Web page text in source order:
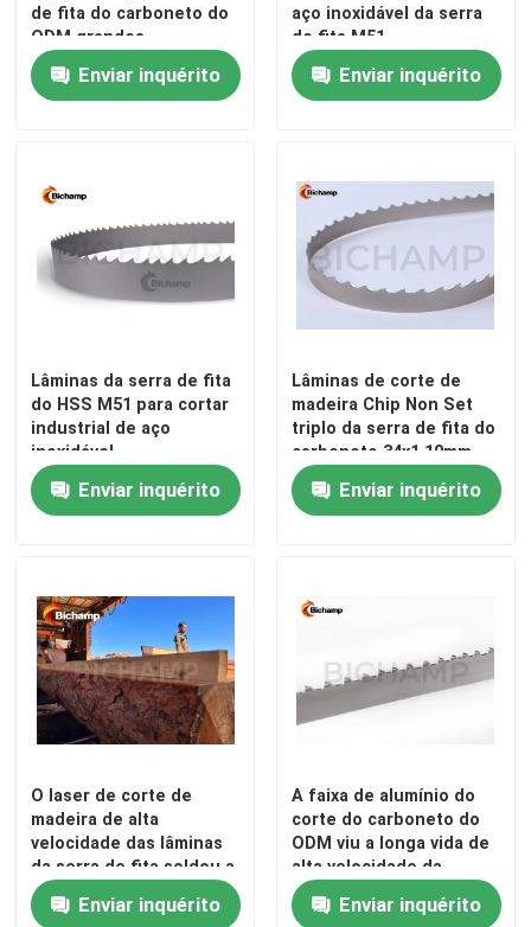
de fita do carboneto do
ODM grandes
Enviar inquérito
aço inoxidável da serra
de fita M51
Enviar inquérito
Lâminas da serra de fita
do HSS M51 para cortar
industrial de aço
inoxidável
Enviar inquérito
Lâminas de corte de
madeira Chip Non Set
triplo da serra de fita do
carboneto 34x1.10mm
Enviar inquérito
O laser de corte de
madeira de alta
velocidade das lâminas
da serra de fita soldou a
metalurgia de pó
Enviar inquérito
A faixa de alumínio do
corte do carboneto do
ODM viu a longa vida de
alta velocidade da
lâmina
Enviar inquérito